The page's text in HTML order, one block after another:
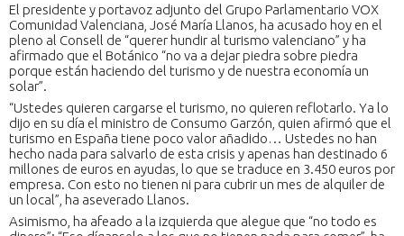
El presidente y portavoz adjunto del Grupo Parlamentario VOX
Comunidad Valenciana, José María Llanos, ha acusado hoy en el
pleno al Consell de “querer hundir al turismo valenciano” y ha
afirmado que el Botánico “no va a dejar piedra sobre piedra
porque están haciendo del turismo y de nuestra economía un
solar”.
“Ustedes quieren cargarse el turismo, no quieren reflotarlo. Ya lo
dijo en su día el ministro de Consumo Garzón, quien afirmó que el
turismo en España tiene poco valor añadido… Ustedes no han
hecho nada para salvarlo de esta crisis y apenas han destinado 6
millones de euros en ayudas, lo que se traduce en 3.450 euros por
empresa. Con esto no tienen ni para cubrir un mes de alquiler de
un local”, ha aseverado Llanos.
Asimismo, ha afeado a la izquierda que alegue que “no todo es